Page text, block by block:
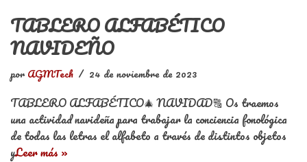
TABLERO ALFABÉTICO
NAVIDEÑO
por AGMTech 24 de noviembre de 2023
TABLERO ALFABÉTICO🎄 NAVIDAD🔠 Os traemos
una actividad navideña para trabajar la conciencia fonológica
de todas las letras el alfabeto a través de distintos objetos
yLeer más »